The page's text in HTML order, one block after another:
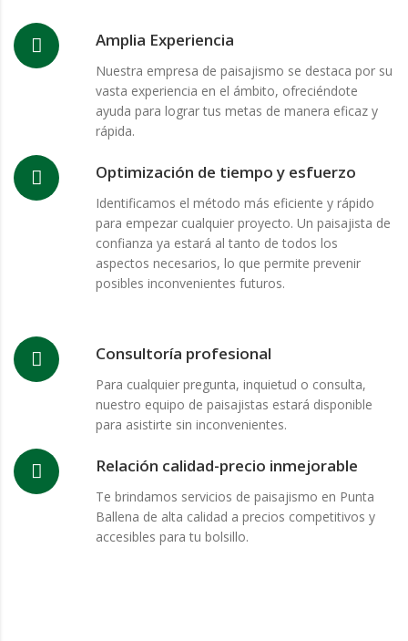
Amplia Experiencia
Nuestra empresa de paisajismo se destaca por su
vasta experiencia en el ámbito, ofreciéndote
ayuda para lograr tus metas de manera eficaz y
rápida.
Optimización de tiempo y esfuerzo
Identificamos el método más eficiente y rápido
para empezar cualquier proyecto. Un paisajista de
confianza ya estará al tanto de todos los
aspectos necesarios, lo que permite prevenir
posibles inconvenientes futuros.
Consultoría profesional
Para cualquier pregunta, inquietud o consulta,
nuestro equipo de paisajistas estará disponible
para asistirte sin inconvenientes.
Relación calidad-precio inmejorable
Te brindamos servicios de paisajismo en Punta
Ballena de alta calidad a precios competitivos y
accesibles para tu bolsillo.